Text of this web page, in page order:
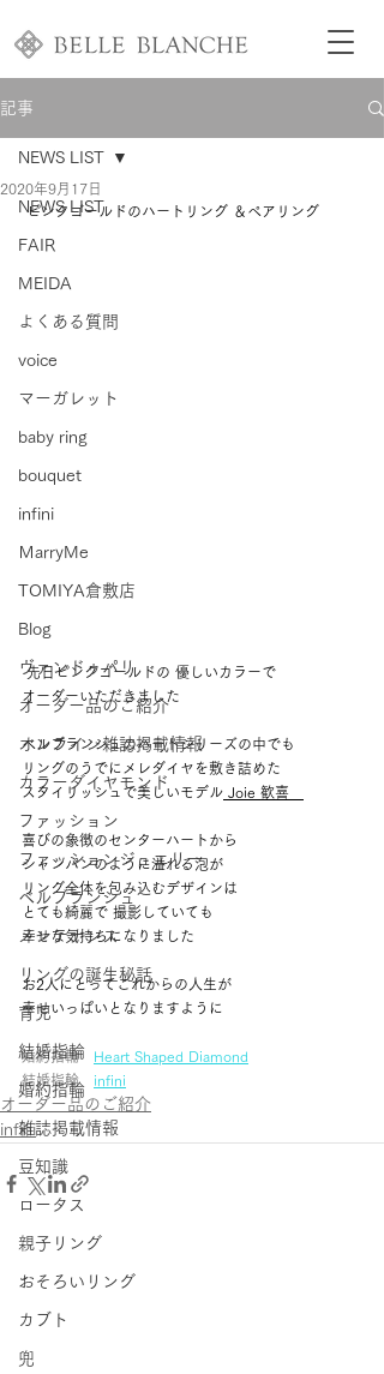
記事
NEWS LIST
FAIR
MEIDA
よくある質問
voice
マーガレット
baby ring
bouquet
infini
ＭarryMe
TOMIYA倉敷店
Blog
ヴァンドゥパリ
オーダー品のご紹介
オンライン雑誌掲載情報
カラーダイヤモンド
ファッション
ファッションジュエリー
ベルブランシュ
メンテナンス
リングの誕生秘話
育児
結婚指輪
婚約指輪
雑誌掲載情報
豆知識
ロータス
親子リング
おそろいリング
カブト
兜
NEWS LIST
2020年9月17日
ピンクゴールドのハートリング ＆ペアリング
先日ピンクゴールドの 優しいカラーで
オーダーいただきました
ベルブランシュのハートシリーズの中でも
リングのうでにメレダイヤを敷き詰めた
スタイリッシュで美しいモデル Joie 歓喜
喜びの象徴のセンターハートから
シャンパンのように溢れる泡が
リング全体を包み込むデザインは
とても綺麗で 撮影していても
幸せな気持ちになりました
お2人にとってこれからの人生が
幸せいっぱいとなりますように
婚約指輪 Heart Shaped Diamond
結婚指輪 infini
オーダー品のご紹介
infini